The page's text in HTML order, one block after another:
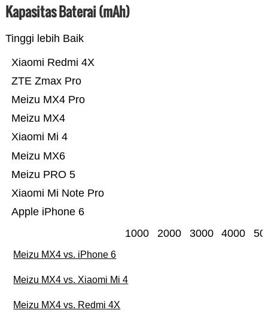
Kapasitas Baterai (mAh)
Tinggi lebih Baik
Apple iPhone 6
Xiaomi Mi Note Pro
Meizu PRO 5
Meizu MX6
Xiaomi Mi 4
Meizu MX4
Meizu MX4 Pro
ZTE Zmax Pro
Xiaomi Redmi 4X
1000 2000 3000 4000
Meizu MX4 vs. iPhone 6
Meizu MX4 vs. Xiaomi Mi 4
Meizu MX4 vs. Redmi 4X